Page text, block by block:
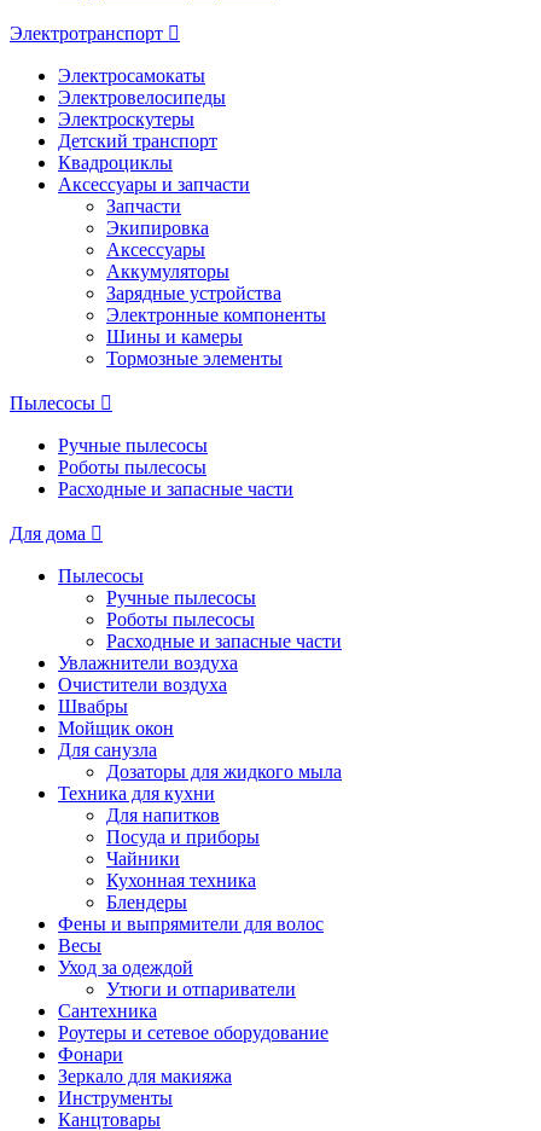
Электротранспорт
Электросамокаты
Электровелосипеды
Электроскутеры
Детский транспорт
Квадроциклы
Аксессуары и запчасти
Запчасти
Экипировка
Аксессуары
Аккумуляторы
Зарядные устройства
Электронные компоненты
Шины и камеры
Тормозные элементы
Пылесосы
Ручные пылесосы
Роботы пылесосы
Расходные и запасные части
Для дома
Пылесосы
Ручные пылесосы
Роботы пылесосы
Расходные и запасные части
Увлажнители воздуха
Очистители воздуха
Швабры
Мойщик окон
Для санузла
Дозаторы для жидкого мыла
Техника для кухни
Для напитков
Посуда и приборы
Чайники
Кухонная техника
Блендеры
Фены и выпрямители для волос
Весы
Уход за одеждой
Утюги и отпариватели
Сантехника
Роутеры и сетевое оборудование
Фонари
Зеркало для макияжа
Инструменты
Канцтовары